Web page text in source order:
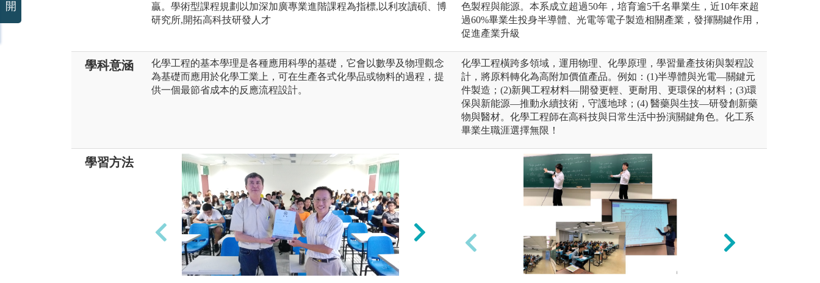
贏。學術型課程規劃以加深加廣專業進階課程為指標,以利攻讀碩、博
研究所,開拓高科技研發人才
色製程與能源。本系成立超過50年，培育逾5千名畢業生，近10年來超
過60%畢業生投身半導體、光電等電子製造相關產業，發揮關鍵作用，
促進產業升級
學科意涵
化學工程的基本學理是各種應用科學的基礎，它會以數學及物理觀念
為基礎而應用於化學工業上，可在生產各式化學品或物料的過程，提
供一個最節省成本的反應流程設計。
化學工程橫跨多領域，運用物理、化學原理，學習量產技術與製程設
計，將原料轉化為高附加價值產品。例如：(1)半導體與光電—關鍵元
件製造；(2)新興工程材料—開發更輕、更耐用、更環保的材料；(3)環
保與新能源—推動永續技術，守護地球；(4) 醫藥與生技—研發創新藥
物與醫材。化學工程師在高科技與日常生活中扮演關鍵角色。化工系
畢業生職涯選擇無限！
學習方法
開